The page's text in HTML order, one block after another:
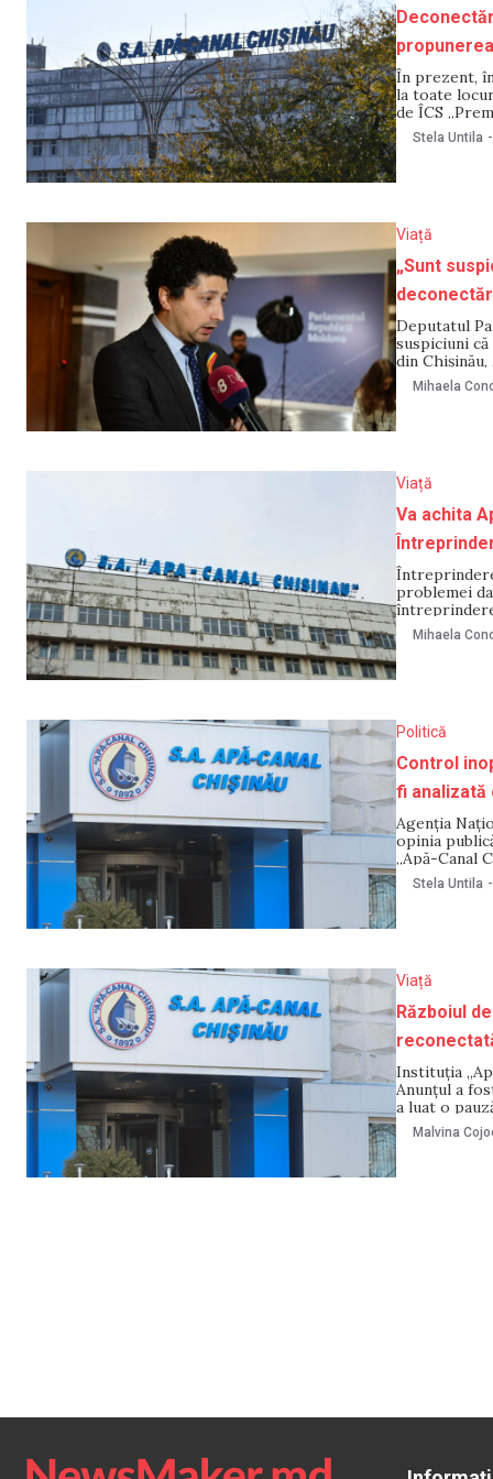
În prezent,
la toate
de ÎCS
este
problemei
Stela Untila -
Viață
„Sunt
Deputatul
suspiciuni
din
Națională
„va depista
Mihaela
Viață
Va achita
problemei
Chișinău
acestei
Mihaela
Politică
Control
fi analizată
Agenția
opinia
,,Apă-Canal
dimineața
privind
Stela Untila -
Viață
Războiul
Instituția
Anunțul a
a luat o
susține că
Malvina